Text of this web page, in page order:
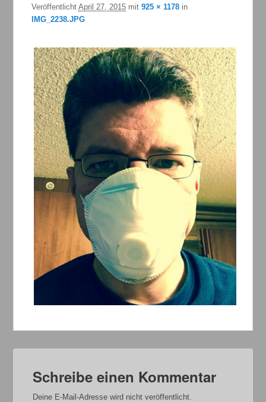
VeröffentlichtApril 27, 2015 mit925 × 1178 in
IMG_2238.JPG
Schreibe einen Kommentar
Deine E-Mail-Adresse wird nicht veröffentlicht.